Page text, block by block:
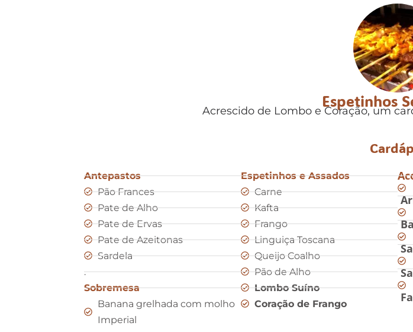
Espetinhos
Acrescido de Lombo e Coração, um
Antepastos
Pão Frances
Pate de Alho
Pate de Ervas
Pate de Azeitonas
Sardela
.
Sobremesa
Banana grelhada com molho
Imperial
Espetinhos e Assados
Carne
Kafta
Frango
Linguiça Toscana
Queijo Coalho
Pão de Alho
Lombo Suíno
Coração de Frango